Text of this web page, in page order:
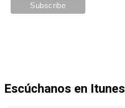
Escúchanos en Itunes